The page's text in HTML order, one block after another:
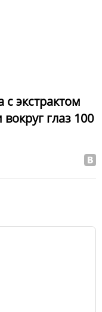
экстрактом
глаз 100